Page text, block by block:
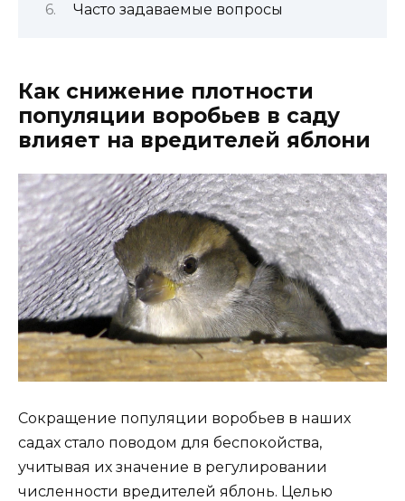
Часто задаваемые вопросы
Как снижение плотности
популяции воробьев в саду
влияет на вредителей яблони
Сокращение популяции воробьев в наших
садах стало поводом для беспокойства,
учитывая их значение в регулировании
численности вредителей яблонь. Целью